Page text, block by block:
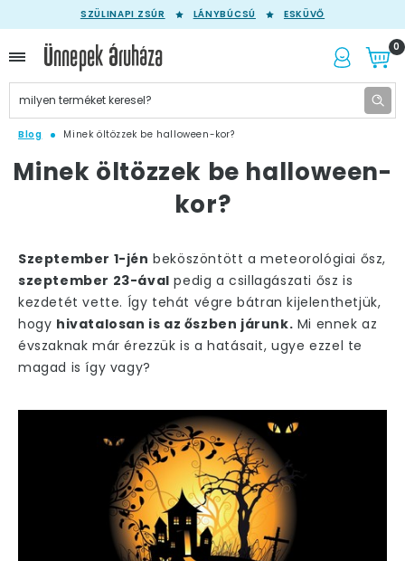
SZÜLINAPI ZSÚR LÁNYBÚCSÚ ESKÜVŐ
0
Blog Minek öltözzek be halloween-kor?
Minek öltözzek be halloween-
kor?
Szeptember 1-jén beköszöntött a meteorológiai ősz,
szeptember 23-ával pedig a csillagászati ősz is
kezdetét vette. Így tehát végre bátran kijelenthetjük,
hogy hivatalosan is az őszben járunk. Mi ennek az
évszaknak már érezzük is a hatásait, ugye ezzel te
magad is így vagy?